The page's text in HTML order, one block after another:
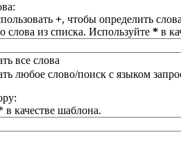
+, чтобы определить
слова из списка. Используйте * в
все слова
любое слово/поиск с языком
в качестве шаблона.